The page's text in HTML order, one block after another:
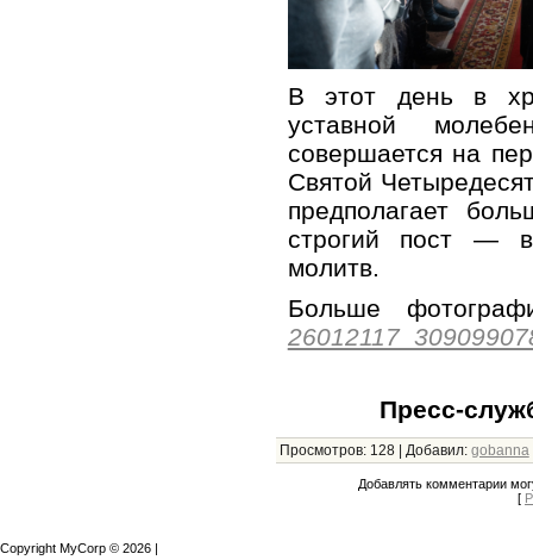
В этот день в
уставной
совершается на
Святой
предполагает
строгий пост —
молитв.
Больше
Пресс-
Просмотров: 128| Добавил: gobanna
Добавлять комментарии
[
Copyright MyCorp © 2026 |